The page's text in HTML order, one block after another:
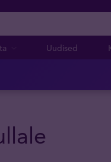
Uudised